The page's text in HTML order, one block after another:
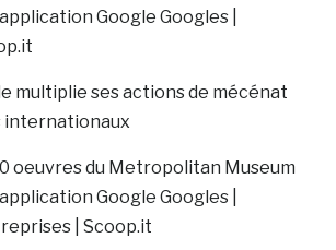
Google Googles |
multiplie ses actions de mécénat
internationaux
oeuvres du Metropolitan Museum
Google Googles |
| Scoop.it